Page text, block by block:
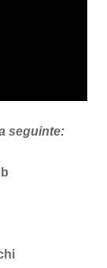
seguinte: